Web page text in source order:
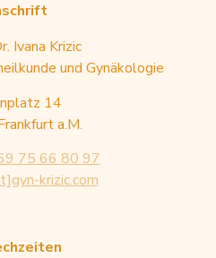
Ivana Krizic
und Gynäkologie
14
a.M.
75 66 80 97
krizic.com